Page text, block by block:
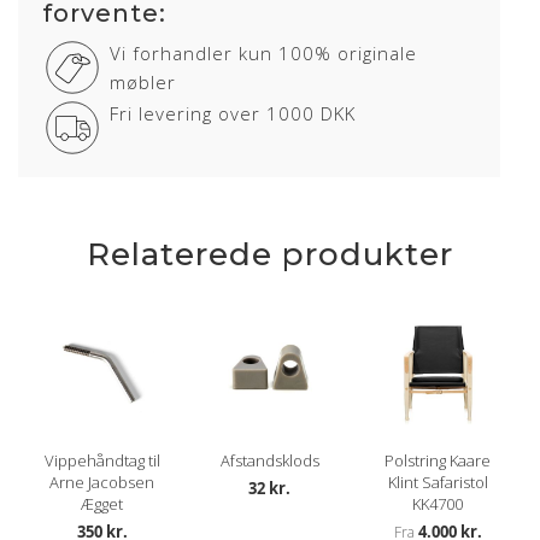
Sort
Alaska Sort, Nevada Sort og Elegance Sort
forvente:
Vi forhandler kun 100% originale
møbler
Fri levering over 1000 DKK
Relaterede produkter
Vippehåndtag til
Arne Jacobsen
Ægget
350 kr.
Afstandsklods
32 kr.
Polstring Kaare
Klint Safaristol
KK4700
Fra 4.000 kr.